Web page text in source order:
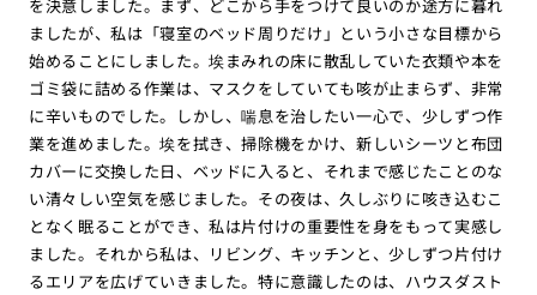
を決意しました。まず、どこから手をつけて良いのか途方に暮れ
ましたが、私は「寝室のベッド周りだけ」という小さな目標から
始めることにしました。埃まみれの床に散乱していた衣類や本を
ゴミ袋に詰める作業は、マスクをしていても咳が止まらず、非常
に辛いものでした。しかし、喘息を治したい一心で、少しずつ作
業を進めました。埃を拭き、掃除機をかけ、新しいシーツと布団
カバーに交換した日、ベッドに入ると、それまで感じたことのな
い清々しい空気を感じました。その夜は、久しぶりに咳き込むこ
となく眠ることができ、私は片付けの重要性を身をもって実感し
ました。それから私は、リビング、キッチンと、少しずつ片付け
るエリアを広げていきました。特に意識したのは、ハウスダスト